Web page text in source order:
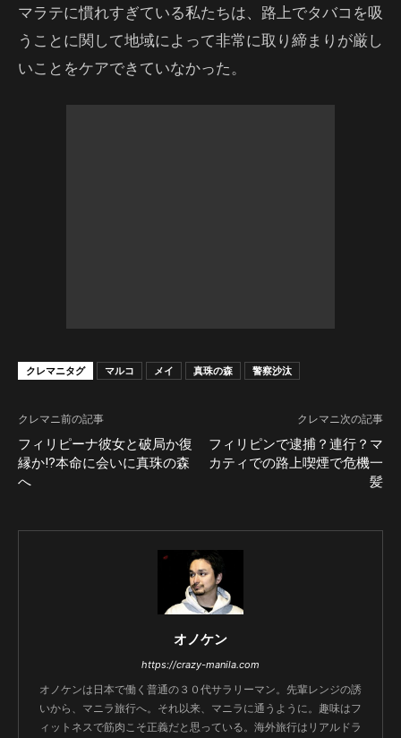
マラテに慣れすぎている私たちは、路上でタバコを吸
うことに関して地域によって非常に取り締まりが厳し
いことをケアできていなかった。
クレマニタグ マルコ メイ 真珠の森 警察沙汰
クレマニ前の記事
フィリピーナ彼女と破局か復
縁か!?本命に会いに真珠の森
へ
クレマニ次の記事
フィリピンで逮捕？連行？マ
カティでの路上喫煙で危機一
髪
オノケン
https://crazy-manila.com
オノケンは日本で働く普通の３０代サラリーマン。先輩レンジの誘
いから、マニラ旅行へ。それ以来、マニラに通うように。趣味はフ
ィットネスで筋肉こそ正義だと思っている。海外旅行はリアルドラ